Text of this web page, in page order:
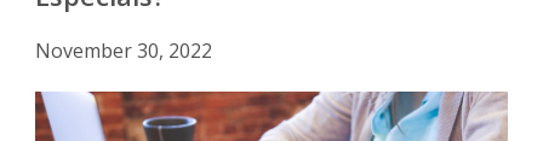
November 30, 2022